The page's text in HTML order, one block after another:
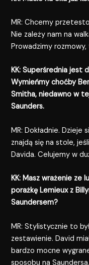
MR: Chcemy
Nie zależy nam na
Prowadzimy
KK: Superśrednia jest
Wymieńmy choćby
Smitha, niedawno w
Saunders.
MR: Dokładnie.
znajdą się na stole,
Davida. Celujemy w
KK: Masz wrażenie ze
porażkę Lemieux z
Saundersem?
MR: Stylistycznie to
zestawienie. David
bardzo mocne
sposobu na Saundersa.